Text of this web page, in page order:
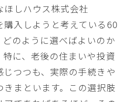
しハウス株式会社
購入しようと考えている60
のように選べばよいのか
に、老後の住まいや投資
つつも、実際の手続きや
まといます。この選択肢